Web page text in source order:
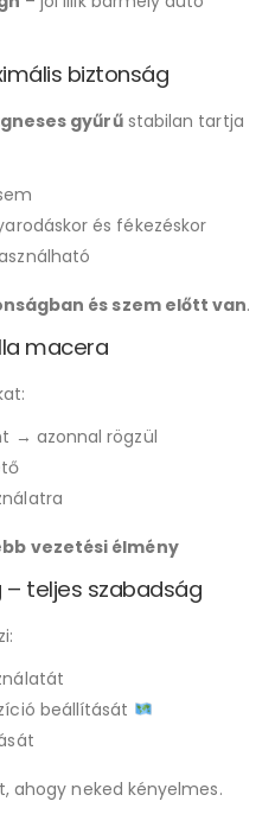
biztonság
gyűrűstabilan tartja
és fékezéskor
és szem előtt van.
macera
→ azonnal rögzül
vezetési élmény
teljes szabadság
beállítását
ahogy neked kényelmes.